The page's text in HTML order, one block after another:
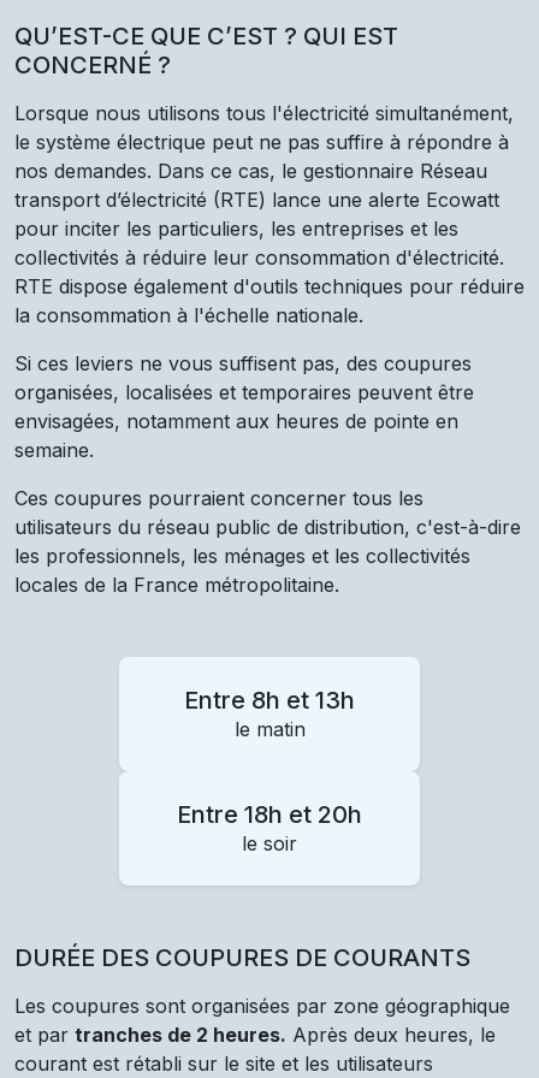
QU’EST-CE QUE C’EST ? QUI EST
CONCERNÉ ?
Lorsque nous utilisons tous l'électricité simultanément,
le système électrique peut ne pas suffire à répondre à
nos demandes. Dans ce cas, le gestionnaire Réseau
transport d’électricité (RTE) lance une alerte Ecowatt
pour inciter les particuliers, les entreprises et les
collectivités à réduire leur consommation d'électricité.
RTE dispose également d'outils techniques pour réduire
la consommation à l'échelle nationale.
Si ces leviers ne vous suffisent pas, des coupures
organisées, localisées et temporaires peuvent être
envisagées, notamment aux heures de pointe en
semaine.
Ces coupures pourraient concerner tous les
utilisateurs du réseau public de distribution, c'est-à-dire
les professionnels, les ménages et les collectivités
locales de la France métropolitaine.
Entre 8h et 13h
le matin
Entre 18h et 20h
le soir
DURÉE DES COUPURES DE COURANTS
Les coupures sont organisées par zone géographique
et par tranches de 2 heures. Après deux heures, le
courant est rétabli sur le site et les utilisateurs